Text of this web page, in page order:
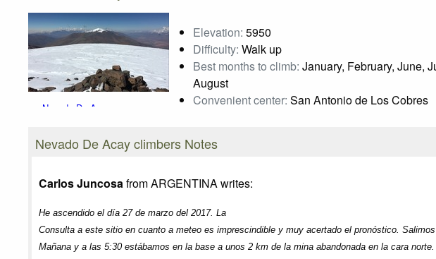
Nevado De Acay
Elevation: 5950
Difficulty: Walk up
Best months to climb: January, February, June,
August
Convenient center: San Antonio de Los Cobres
Nevado De Acay climbers Notes
Carlos Juncosafrom ARGENTINA writes:
He ascendido el día 27 de marzo del 2017. La
Consulta a este sitio en cuanto a meteo es imprescindible y muy acertado el pronóstico.
Mañana y a las 5:30 estábamos en la base a unos 2 km de la mina abandonada en la cara